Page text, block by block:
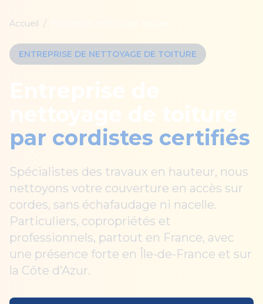
Accueil /
ENTREPRISE DE NETTOYAGE DE TOITURE
par cordistes certifiés
Spécialistes des travaux en hauteur, nous
nettoyons votre couverture en accès sur
cordes, sans échafaudage ni nacelle.
Particuliers, copropriétés et
professionnels, partout en France, avec
une présence forte en Île-de-France et sur
la Côte d’Azur.